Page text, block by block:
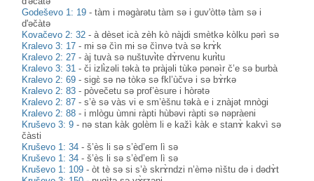
Godeševo 1: 19 -tàm i məgàrətu tàm sə i guv'òttə tàm sə i
d'əčàtə
Kovačevo 2: 32 -à dèset icà zèh kò nàjdi smètkə kòlku pərì sə
Kralevo 3: 17 - mɨ sə čìn mɨ sə čìnvə tvà sə krɤ̀k
Kralevo 2: 27 -àj tuvà sə nuštuvɨ̀te dɤ̀rvenu kurɨ̀tu
Kralevo 3: 31 -či izlɨ̀zəli təkà tə pràjəli tùkə pənəìr č’e sə burbà
Kralevo 2: 69 -sigɛ̀ sə nə tòkə sə fkl’ùčvə i sə bɤ̀rkə
Kralevo 2: 83 -pòvečetu sə prof’èsure i hòrətə
Kralevo 2: 87 -s’è sə vàs vi e sm’èšnu təkà e i znàjət mnògi
Kralevo 2: 88 - i mlògu ùmni ràpti hùbəvi ràpti sə nəpràeni
Kruševo 3: 9 - nə stan kàk golèm li e kažì kàk e stanɤ̀ kakvì sə
čàsti
Kruševo 1: 34 -š’ès li sə s’èd’em lì sə
Kruševo 1: 34 -š’ès li sə s’èd’em lì sə
Kruševo 1: 109 -òt tè sə si s’è skrɤ̀ndzi n’èmə nìštu də i dədɤ̀t